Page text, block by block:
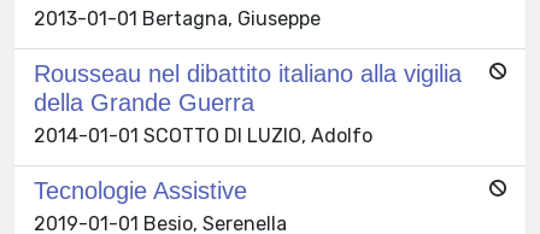
2013-01-01 Bertagna, Giuseppe
Rousseau nel dibattito italiano alla vigilia
della Grande Guerra
2014-01-01 SCOTTO DI LUZIO, Adolfo
Tecnologie Assistive
2019-01-01 Besio, Serenella